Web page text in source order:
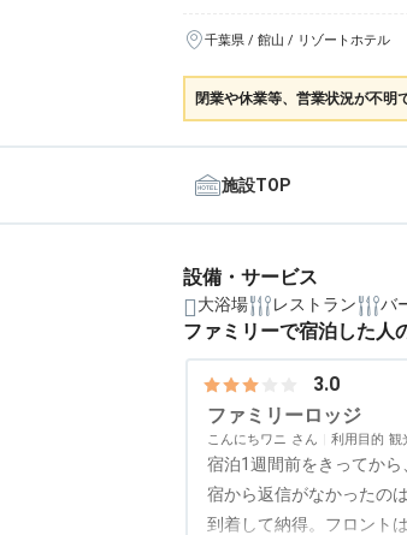
千葉県 / 館山 / リゾートホテル
閉業や休業等、営業状況が不明
施設TOP
設備・サービス
大浴場 レストラン バ
ファミリーで宿泊した人
3.0
ファミリーロッジ
こんにちワニ 利用目的 観
宿泊1週間前をきってか
宿から返信がなかったの
到着して納得。フロント